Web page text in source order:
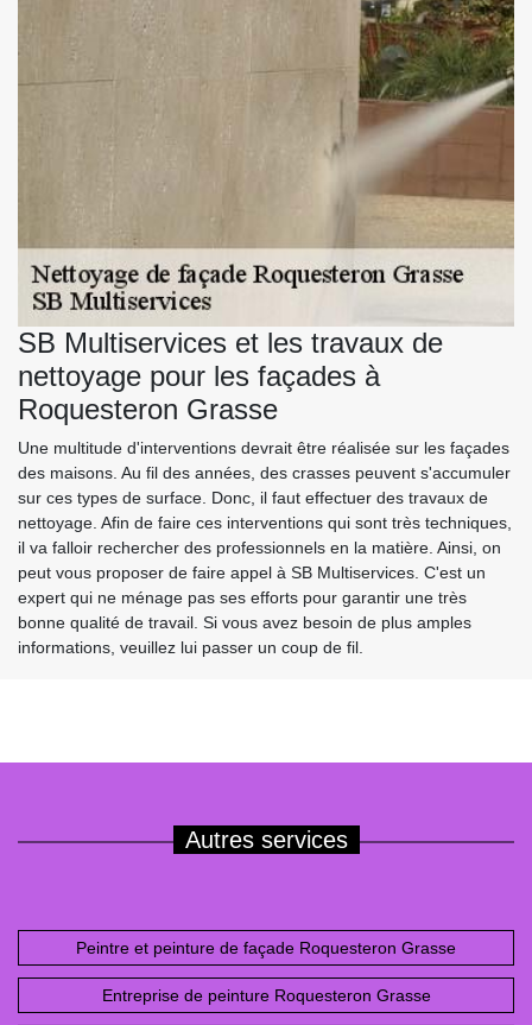
SB Multiservices et les travaux de
nettoyage pour les façades à
Roquesteron Grasse
Une multitude d'interventions devrait être réalisée sur les façades
des maisons. Au fil des années, des crasses peuvent s'accumuler
sur ces types de surface. Donc, il faut effectuer des travaux de
nettoyage. Afin de faire ces interventions qui sont très techniques,
il va falloir rechercher des professionnels en la matière. Ainsi, on
peut vous proposer de faire appel à SB Multiservices. C'est un
expert qui ne ménage pas ses efforts pour garantir une très
bonne qualité de travail. Si vous avez besoin de plus amples
informations, veuillez lui passer un coup de fil.
Autres services
Peintre et peinture de façade Roquesteron Grasse
Entreprise de peinture Roquesteron Grasse